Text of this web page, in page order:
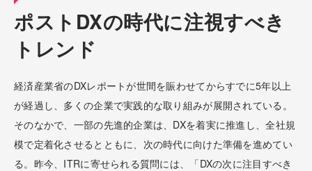
ポストDXの時代に注視すべき
トレンド
経済産業省のDXレポートが世間を賑わせてからすでに5年以上
が経過し、多くの企業で実践的な取り組みが展開されている。
そのなかで、一部の先進的企業は、DXを着実に推進し、全社規
模で定着化させるとともに、次の時代に向けた準備を進めてい
る。昨今、ITRに寄せられる質問には、「DXの次に注目すべき